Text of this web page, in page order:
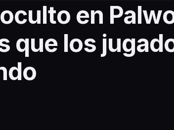
en
que los